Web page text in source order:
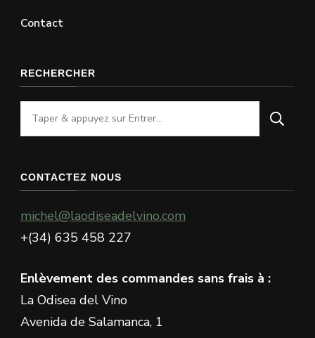
Contact
RECHERCHER
Vous
recherchiez
chose
CONTACTEZ NOUS
michel@laodiseadelvino.com
+(34) 635 458 227
Enlèvement des commandes sans frais à :
La Odisea del Vino
Avenida de Salamanca, 1